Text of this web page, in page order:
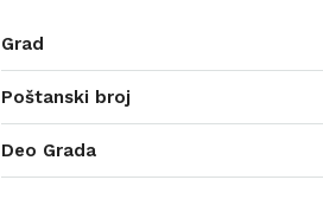
Grad
Poštanski broj
Deo Grada